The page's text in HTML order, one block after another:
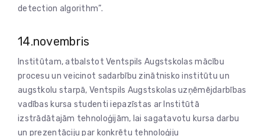
detection algorithm”.
14.novembris
Institūtam, atbalstot Ventspils Augstskolas mācību
procesu un veicinot sadarbību zinātnisko institūtu un
augstkolu starpā, Ventspils Augstskolas uzņēmējdarbības
vadības kursa studenti iepazīstas ar Institūtā
izstrādātajām tehnoloģijām, lai sagatavotu kursa darbu
un prezentāciju par konkrētu tehnoloģiju